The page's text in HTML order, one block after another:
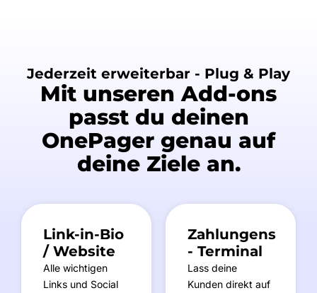
Jederzeit erweiterbar - Plug & Play
Mit unseren Add-ons
passt du deinen
OnePager genau auf
deine Ziele an.
Link-in-Bio
/ Website
Alle wichtigen
Links und Social
Zahlungens
- Terminal
Lass deine
Kunden direkt auf